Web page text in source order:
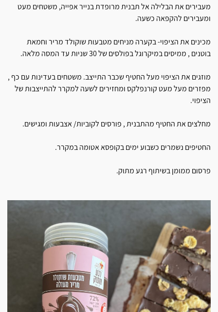
מעבירים את הבלילה אל תבנית מרופדת בנייר אפייה, משטחים מעט
ומעבירים להקפאה כשעה.
מכינים את הציפוי- בקערה מניחים מטבעות שוקולד מריר וחמאת
בוטנים , ממיסים במיקרוגל בפולסים של 30 שניות עד המסה מלאה.
מוזגים את הציפוי מעל החטיף שכבר התייצב. משטחים בעדינות עם כף ,
מפזרים מעל מעט קורנפלקס ומחזירים לשעה למקרר להתייצבות של
הציפוי.
מחלצים את החטיף מהתבנית , פורסים לקוביות/ אצבעות ומגישים.
החטיפים נשמרים כשבוע ימים בקופסא אטומה במקרר.
פרסום ממומן בשיתוף רגע מתוק.